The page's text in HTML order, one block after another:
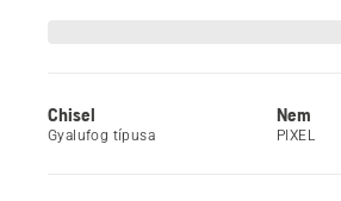
Chisel
Gyalufog típusa
Nem
PIXEL